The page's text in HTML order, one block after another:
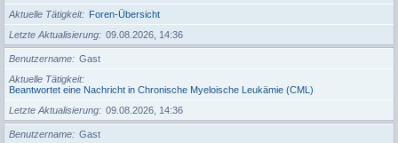
Aktuelle Tätigkeit
Foren-Übersicht
Letzte Aktualisierung
09.08.2026, 14:36
Benutzername
Gast
Aktuelle Tätigkeit
Beantwortet eine Nachricht in Chronische Myeloische Leukämie (CML)
Letzte Aktualisierung
09.08.2026, 14:36
Benutzername
Gast